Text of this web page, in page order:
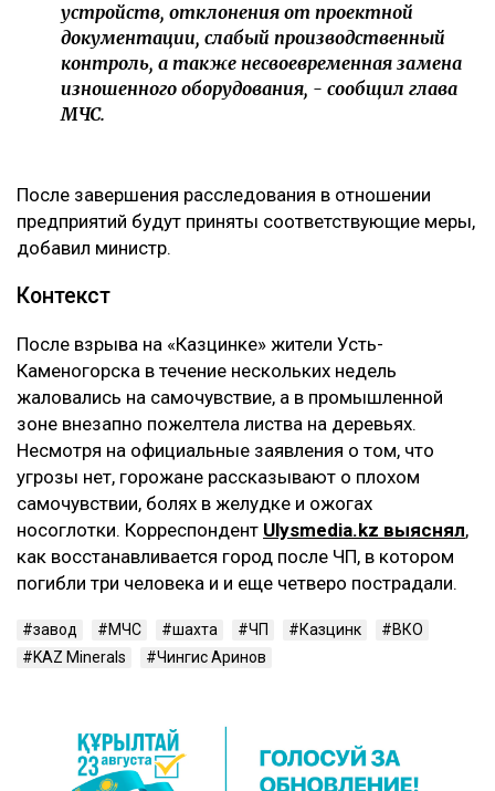
устройств, отклонения от проектной
документации, слабый производственный
контроль, а также несвоевременная замена
изношенного оборудования, - сообщил глава
МЧС.
После завершения расследования в отношении
предприятий будут приняты соответствующие меры,
добавил министр.
Контекст
После взрыва на «Казцинке» жители Усть-
Каменогорска в течение нескольких недель
жаловались на самочувствие, а в промышленной
зоне внезапно пожелтела листва на деревьях.
Несмотря на официальные заявления о том, что
угрозы нет, горожане рассказывают о плохом
самочувствии, болях в желудке и ожогах
носоглотки. Корреспондент Ulysmedia.kz выяснял,
как восстанавливается город после ЧП, в котором
погибли три человека и и еще четверо пострадали.
завод МЧС шахта ЧП Казцинк
ВКО
KAZ Minerals
Чингис Аринов